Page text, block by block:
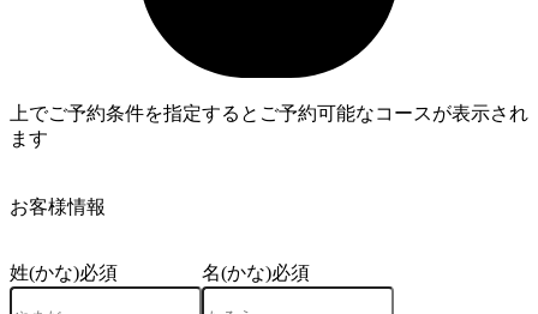
上でご予約条件を指定するとご予約可能なコースが表示され
ます
お客様情報
姓(かな)必須 名(かな)必須